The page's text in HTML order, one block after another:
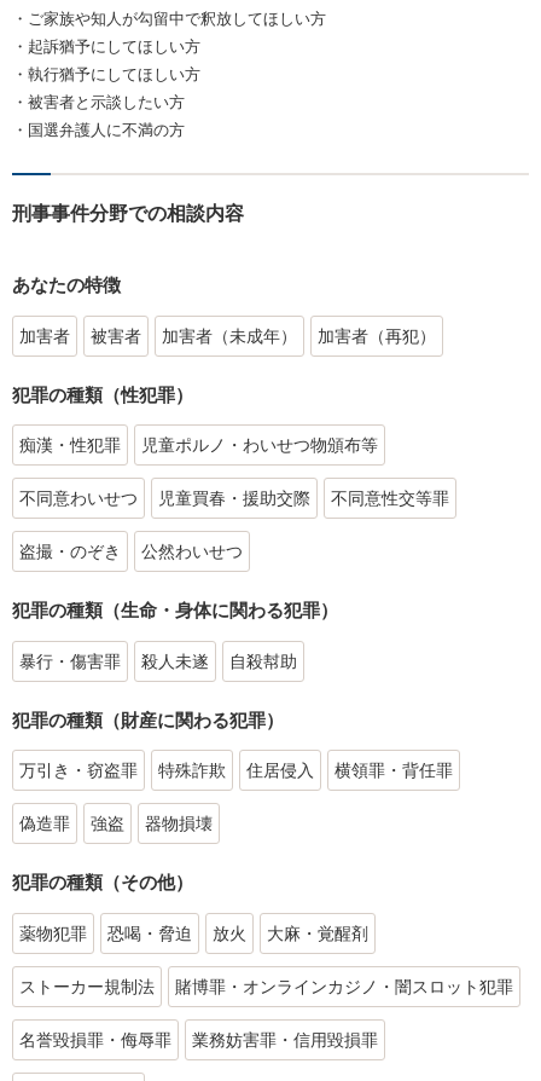
・ご家族や知人が勾留中で釈放してほしい方
・起訴猶予にしてほしい方
・執行猶予にしてほしい方
・被害者と示談したい方
・国選弁護人に不満の方
刑事事件分野での相談内容
あなたの特徴
加害者 被害者 加害者（未成年） 加害者（再犯）
犯罪の種類（性犯罪）
痴漢・性犯罪 児童ポルノ・わいせつ物頒布等
不同意わいせつ 児童買春・援助交際 不同意性交等罪
盗撮・のぞき 公然わいせつ
犯罪の種類（生命・身体に関わる犯罪）
暴行・傷害罪 殺人未遂 自殺幇助
犯罪の種類（財産に関わる犯罪）
万引き・窃盗罪 特殊詐欺 住居侵入 横領罪・背任罪
偽造罪 強盗 器物損壊
犯罪の種類（その他）
薬物犯罪 恐喝・脅迫 放火 大麻・覚醒剤
ストーカー規制法 賭博罪・オンラインカジノ・闇スロット犯罪
名誉毀損罪・侮辱罪 業務妨害罪・信用毀損罪